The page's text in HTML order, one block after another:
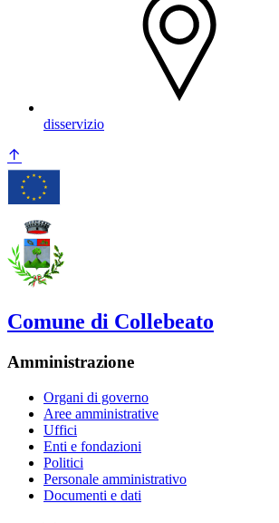
disservizio
Comune di Collebeato
Amministrazione
Organi di governo
Aree amministrative
Uffici
Enti e fondazioni
Politici
Personale amministrativo
Documenti e dati